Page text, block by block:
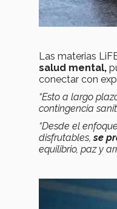
Las materias
salud mental,
conectar con
“Esto a largo
contingencia
“Desde el
disfrutables,se
equilibrio, paz y